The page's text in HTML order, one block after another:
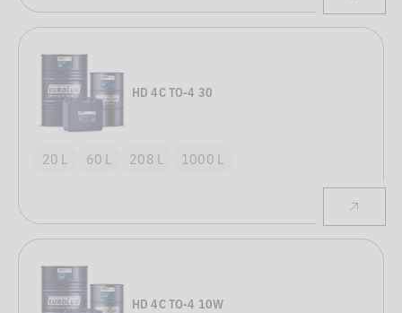
HD 4C TO-4 30
20 L 60 L 208 L 1000 L
HD 4C TO-4 10W